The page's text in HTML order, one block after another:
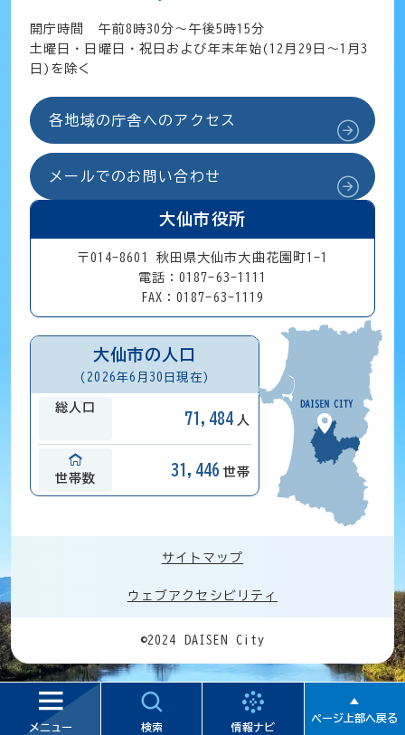
メニュー 検索 情報ナビ
開庁時間 午前8時30分～午後5時15分
土曜日・日曜日・祝日および年末年始(12月29日～1月3
日)を除く
各地域の庁舎へのアクセス
メールでのお問い合わせ
大仙市役所
〒014-8601 秋田県大仙市大曲花園町1-1
電話：0187-63-1111
FAX：0187-63-1119
大仙市の人口
(2026年6月30日現在)
総人口
71,484 人
世帯数
31,446 世帯
サイトマップ
ウェブアクセシビリティ
©2024 DAISEN City
ページ上部へ戻る